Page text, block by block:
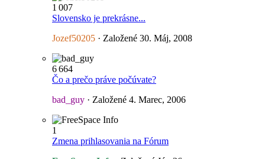
1 007
Slovensko je prekrásne...
Jozef50205 · Založené 30. Máj, 2008
6 664
Čo a prečo práve počúvate?
bad_guy · Založené 4. Marec, 2006
1
Zmena prihlasovania na Fórum